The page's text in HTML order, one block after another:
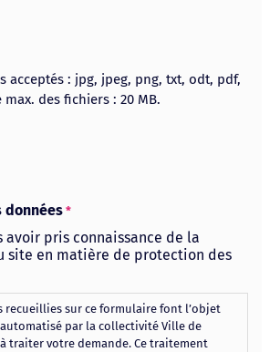
acceptés : jpg, jpeg, png, txt, odt, pdf,
max. des fichiers : 20 MB.
données *
avoir pris connaissance de la
site en matière de protection des
recueillies sur ce formulaire font l’objet
par la collectivité Ville de
traiter votre demande. Ce traitement